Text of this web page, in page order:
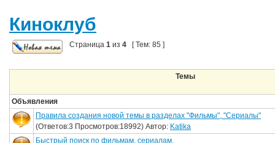
Киноклуб
Страница 1 из 4 [ Тем: 85 ]
Темы
Объявления
Правила создания новой темы в разделах "Фильмы", "Сериалы"
(Ответов:3 Просмотров:18992) Автор: Katika
Быстрый поиск по фильмам, сериалам.